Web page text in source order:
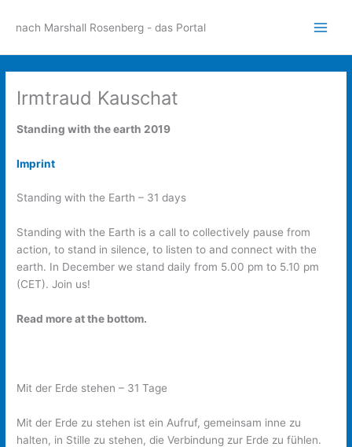
Inhaltnach Marshall Rosenberg - das Portal
Irmtraud Kauschat
Standing with the earth 2019
Imprint
Standing with the Earth – 31 days
​Standing with the Earth is a call to collectively pause from
action, to stand in silence, to listen to and connect with the
earth. In December we stand daily from 5.00 pm to 5.10 pm
(CET). Join us!
Read more at the bottom.
Mit der Erde stehen – 31 Tage
Mit der Erde zu stehen ist ein Aufruf, gemeinsam inne zu
halten, in Stille zu stehen, die Verbindung zur Erde zu fühlen.